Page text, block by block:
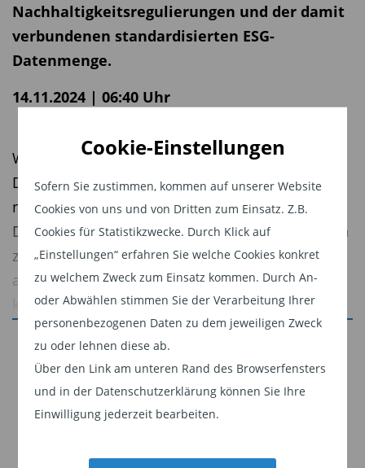
Cookie-Einstellungen
Sofern Sie zustimmen, kommen auf unserer Website
Cookies von uns und von Dritten zum Einsatz. Z.B.
Cookies für Statistikzwecke. Durch Klick auf
„Einstellungen“ erfahren Sie welche Cookies konkret
zu welchem Zweck zum Einsatz kommen. Durch An-
oder Abwählen stimmen Sie der Verarbeitung Ihrer
personenbezogenen Daten zu dem jeweiligen Zweck
zu oder lehnen diese ab.
Über den Link am unteren Rand des Browserfensters
und in der Datenschutzerklärung können Sie Ihre
Einwilligung jederzeit bearbeiten.
Nachhaltigkeitsregulierungen und der damit
verbundenen standardisierten ESG-
Datenmenge.
14.11.2024 | 06:40 Uhr
Wie können Unternehmen die Vielzahl an ESG-
Daten effizient für Investitionsentscheidungen
nutzen und Investoren mit den generierten ESG-
Daten aus Standards und Berichtsanforderungen
zielgerichtet ausstatten? Sowohl Unternehmen
als auch Investoren stehen vor der Aufgabe, ein
komplexes Daten-Puzzle zu lösen.
In der aktuellen Ausgabe der Publikationsserie
ESG:update Wer löst das ESG-Daten-Puzzle?
haben Daniel Sailer, Arne Schütz und Agata Anna
Balandynowicz aus dem Metzler Asset
Jetzt weiterlesen
Dieser Inhalt ist für professionelle Anleger
bestimmt. Mit Klick auf "Weiter" bestätigen
Sie, dass Sie ein professioneller Anleger sind